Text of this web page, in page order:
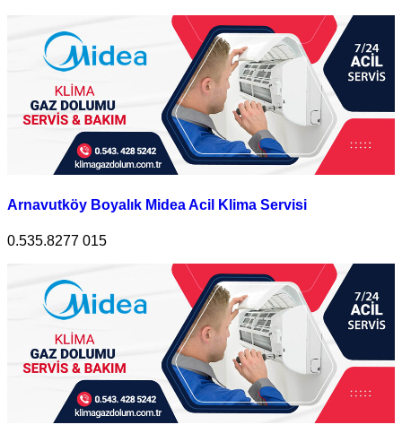
Arnavutköy Boyalık Midea Acil Klima Servisi
0.535.8277 015